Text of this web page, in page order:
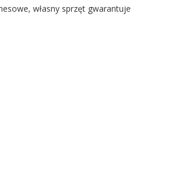
własny sprzęt gwarantuje